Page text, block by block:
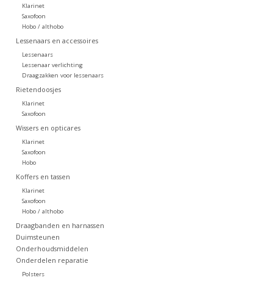
Klarinet
Saxofoon
Hobo / althobo
Lessenaars en accessoires
Lessenaars
Lessenaar verlichting
Draagzakken voor lessenaars
Rietendoosjes
Klarinet
Saxofoon
Wissers en opticares
Klarinet
Saxofoon
Hobo
Koffers en tassen
Klarinet
Saxofoon
Hobo / althobo
Draagbanden en harnassen
Duimsteunen
Onderhoudsmiddelen
Onderdelen reparatie
Polsters